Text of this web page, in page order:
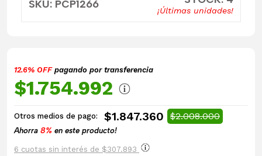
SKU: PCP1266
¡Últimas unidades!
12.6% OFFpagando por transferencia
$1.754.992
Otros medios de pago: $1.847.360 $2.008.000
Ahorra 8% en este producto!
6 cuotas sin interés de $307.893